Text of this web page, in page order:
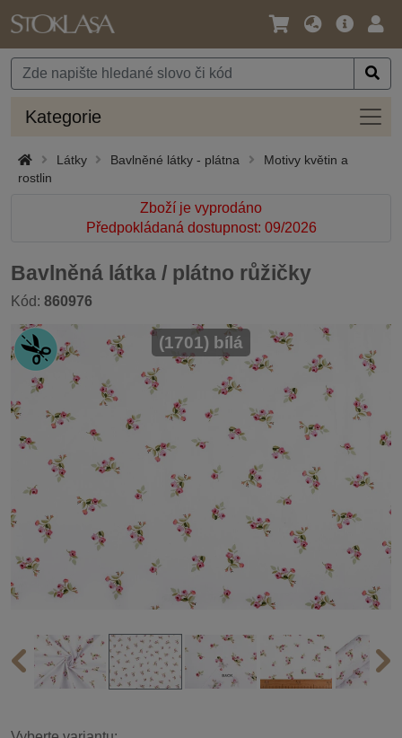
Jazyk
Měna
Hlavní
Kategorie
Látky Bavlněné látky - plátna
Motivy květin a
rostlin
Zboží je vyprodáno
Předpokládaná dostupnost: 09/2026
Bavlněná látka / plátno růžičky
Kód: 860976
(1701) bílá